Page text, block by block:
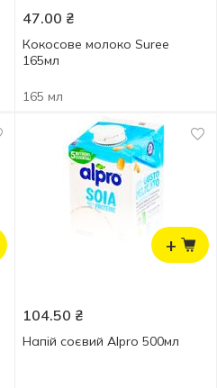
47.00 ₴
Кокосове молоко Suree
165мл
165 мл
+
104.50 ₴
Напій соєвий Alpro 500мл